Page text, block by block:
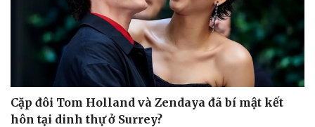
Du lịch
Săn Tour
check-in
Podcast
Câu chuyện thời sự
Đọc truyện đêm khuya
Cửa sổ tình yêu
Kể chuyện cho bé
Cặp đôi Tom Holland và Zendaya đã bí mật kết
hôn tại dinh thự ở Surrey?